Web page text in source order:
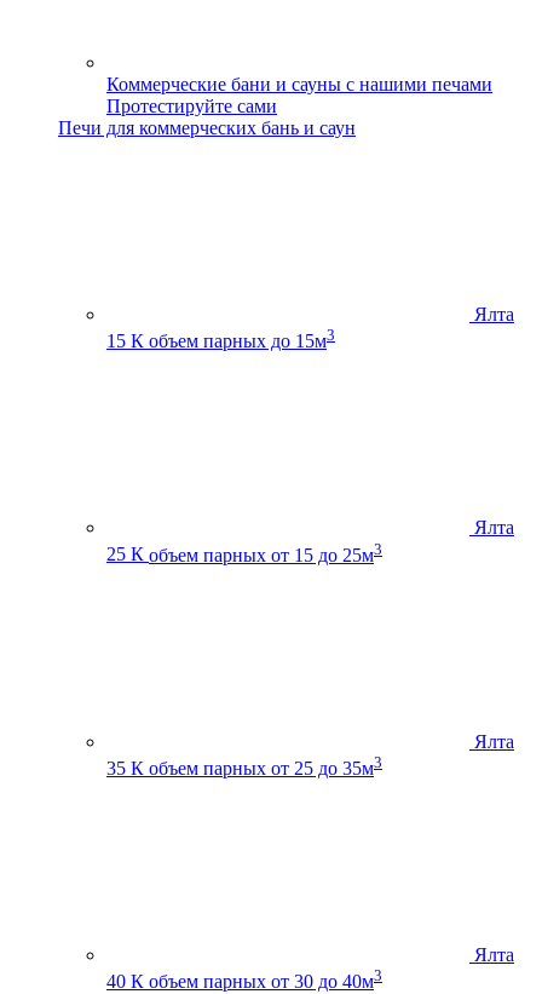
Коммерческие бани и сауны с нашими печами
Протестируйте сами
Печи для коммерческих бань и саун
Ялта
15 К объем парных до 15м3
Ялта
25 К объем парных от 15 до 25м3
Ялта
35 К объем парных от 25 до 35м3
Ялта
40 К объем парных от 30 до 40м3